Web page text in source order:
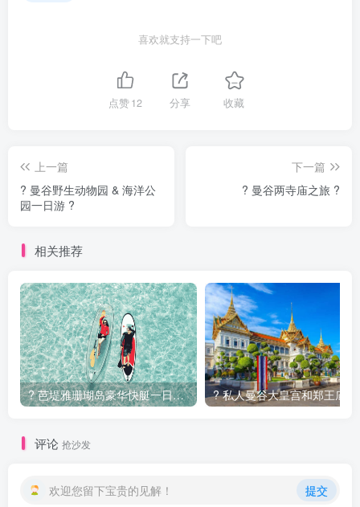
喜欢就支持一下吧
点赞12 分享 收藏
上一篇
? 曼谷野生动物园 & 海洋公
园一日游 ?
下一篇
? 曼谷两寺庙之旅 ?
相关推荐
?️ 芭堤雅珊瑚岛豪华快艇一日游 ?
评论 抢沙发
欢迎您留下宝贵的见解！ 提交